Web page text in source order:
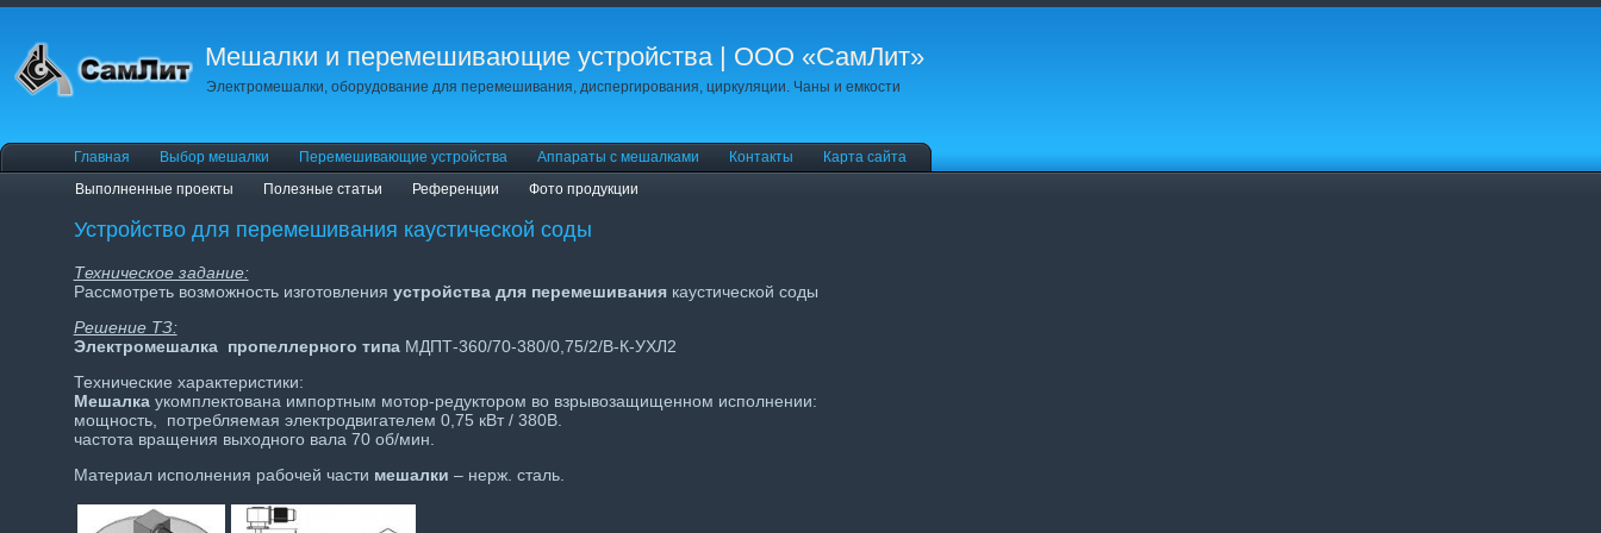
Мешалки и перемешивающие устройства | ООО «СамЛит»
Электромешалки, оборудование для перемешивания, диспергирования, циркуляции. Чаны и емкости
Главная Выбор мешалки Перемешивающие устройства Аппараты с мешалками Контакты
Карта сайта
Выполненные проекты
Полезные статьи Референции Фото продукции
Устройство для перемешивания каустической соды
Техническое задание:
Рассмотреть возможность изготовления устройства для перемешивания каустической соды
Решение ТЗ:
Электромешалка пропеллерного типаМДПТ-360/70-380/0,75/2/В-К-УХЛ2
Технические характеристики:
Мешалка укомплектована импортным мотор-редуктором во взрывозащищенном исполнении:
мощность, потребляемая электродвигателем 0,75 кВт / 380В.
частота вращения выходного вала 70 об/мин.
Материал исполнения рабочей части мешалки – нерж. сталь.